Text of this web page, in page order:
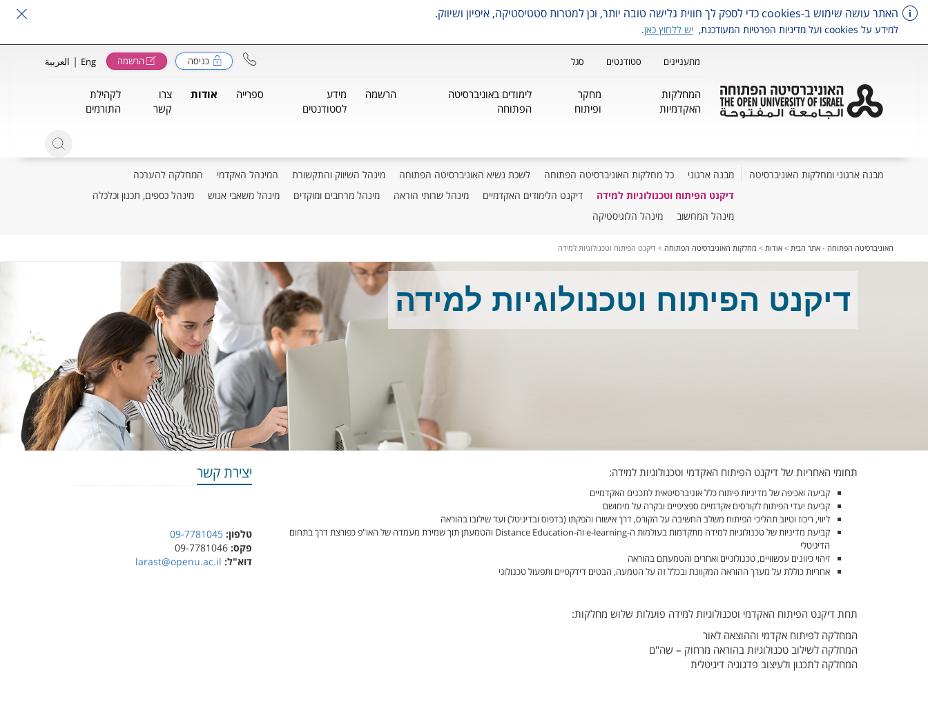
האתר עושה שימוש ב-cookies כדי לספק לך חווית גלישה טובה יותר, וכן למטרות סטטיסטיקה, איפיון ושיווק.
למידע על cookies ועל מדיניות הפרטיות המעודכנת, יש ללחוץ כאן.
מתעניינים סטודנטים סגל כניסה הרשמה Eng
| العربية
המחלקות
האקדמיות
מחקר
ופיתוח
לימודים באוניברסיטה
הפתוחה
הרשמה
מידע
לסטודנטים
ספרייה אודות
צרו
קשר
לקהילת
התורמים
מבנה ארגוני ומחלקות האוניברסיטה מבנה ארגוני כל מחלקות האוניברסיטה הפתוחה לשכת נשיא האוניברסיטה הפתוחה מינהל השיווק והתקשורת המינהל האקדמי
המחלקה להערכה
דיקנט הפיתוח וטכנולוגיות למידה
דיקנט הלימודים האקדמיים מינהל שרותי הוראה מינהל מרחבים ומוקדים מינהל משאבי אנוש
מינהל כספים, תכנון וכלכלה
מינהל המחשוב
מינהל הלוגיסטיקה
האוניברסיטה הפתוחה - אתר הבית > אודות > מחלקות האוניברסיטה הפתוחה > דיקנט הפיתוח וטכנולוגיות למידה
דיקנט הפיתוח וטכנולוגיות למידה
תחומי האחריות של דיקנט הפיתוח האקדמי וטכנולוגיות למידה:
קביעה ואכיפה של מדיניות פיתוח כלל אוניברסיטאית לתכנים האקדמיים
קביעת יעדי הפיתוח לקורסים אקדמיים ספציפיים ובקרה על מימושם
ליווי, ריכוז וטיוב תהליכי הפיתוח משלב החשיבה על הקורס, דרך אישורו והפקתו (בדפוס ובדיגיטל) ועד שילובו בהוראה
קביעת מדיניות של טכנולוגיות למידה מתקדמות בעולמות ה-e-learning וה-Distance Education והטמעתן תוך שמירת מעמדה של האו"פ כפורצת דרך בתחום
הדיגיטלי
זיהוי כיוונים עכשוויים, טכנולוגיים ואחרים והטמעתם בהוראה
אחריות כוללת על מערך ההוראה המקוונת ובכלל זה על הטמעה, הבטים דידקטיים ותפעול טכנולוגי
תחת דיקנט הפיתוח האקדמי וטכנולוגיות למידה פועלות שלוש מחלקות:
המחלקה לפיתוח אקדמי וההוצאה לאור
המחלקה לשילוב טכנולוגיות בהוראה מרחוק – שה"ם
המחלקה לתכנון ולעיצוב פדגוגיה דיגיטלית
יצירת קשר
טלפון: 09-7781045
פקס: 09-7781046
דוא"ל: larast@openu.ac.il